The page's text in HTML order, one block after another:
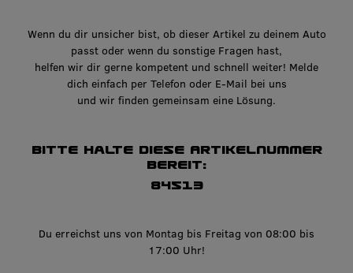
Wenn du dir unsicher bist, ob dieser Artikel zu deinem Auto
passt oder wenn du sonstige Fragen hast,
helfen wir dir gerne kompetent und schnell weiter! Melde
dich einfach per Telefon oder E-Mail bei uns
und wir finden gemeinsam eine Lösung.
Bitte halte diese Artikelnummer
bereit:
84513
Du erreichst uns von Montag bis Freitag von 08:00 bis
17:00 Uhr!